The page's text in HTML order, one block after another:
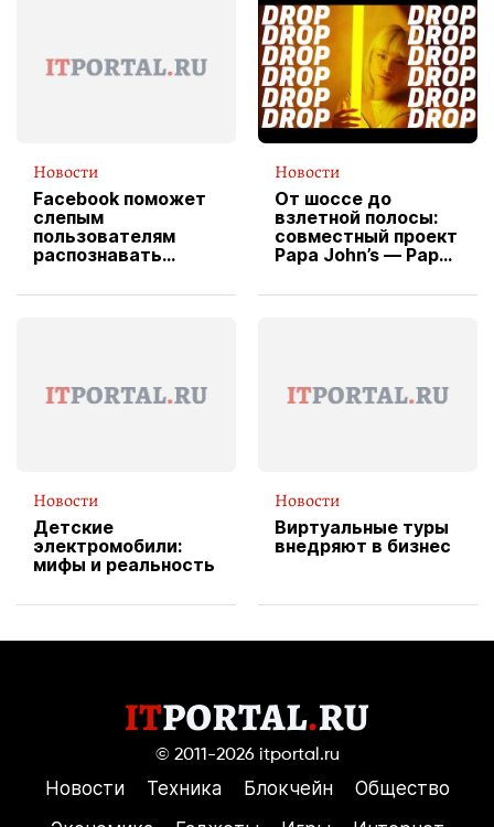
Новости
Facebook поможет
слепым
пользователям
распознавать
Новости
От шоссе до
взлетной полосы:
совместный проект
Papa John’s — Papa
вводит
Новости
Детские
электромобили:
мифы и реальность
Новости
Виртуальные туры
внедряют в бизнес
© 2011-2026 itportal.ru
Новости Техника Блокчейн
Общество